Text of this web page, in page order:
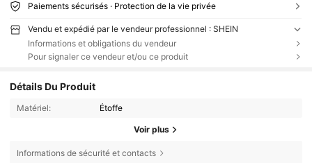
Paiements sécurisés · Protection de la vie privée
Vendu et expédié par le vendeur professionnel : SHEIN
Informations et obligations du vendeur
Pour signaler ce vendeur et/ou ce produit
Détails Du Produit
Matériel: Étoffe
Voir plus
Informations de sécurité et contacts
4,85 217K Suiveurs